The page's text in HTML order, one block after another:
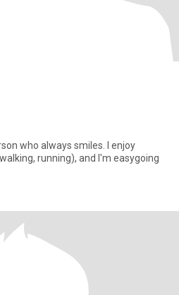
who always smiles. I enjoy
running), and I'm easygoing